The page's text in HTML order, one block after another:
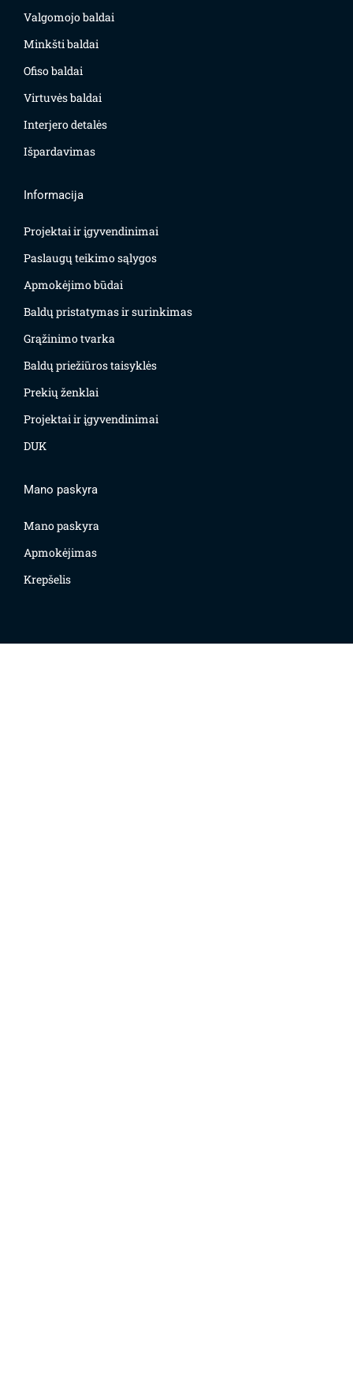
Valgomojo baldai
Minkšti baldai
Ofiso baldai
Virtuvės baldai
Interjero detalės
Išpardavimas
Informacija
Projektai ir įgyvendinimai
Paslaugų teikimo sąlygos
Apmokėjimo būdai
Baldų pristatymas ir surinkimas
Grąžinimo tvarka
Baldų priežiūros taisyklės
Prekių ženklai
Projektai ir įgyvendinimai
DUK
Mano paskyra
Mano paskyra
Apmokėjimas
Krepšelis